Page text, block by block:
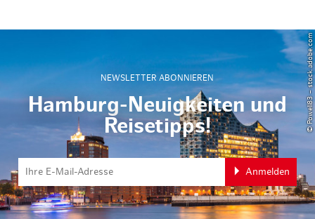
NEWSLETTER ABONNIEREN
Hamburg-Neuigkeiten und
Reisetipps!
Anmelden
© Powell83 – stock.adobe.com